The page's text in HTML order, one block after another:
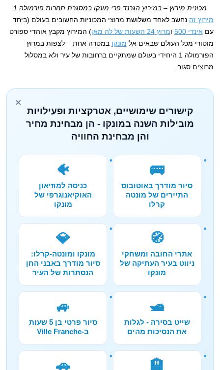
מכונית מירוץ – במירוץ הגרנד פרי מונקו במסגרת תחרות פורמולה 1
מירוץ זה נחשב לאחד משלושת מרוצי המכוניות החשובים בעולם (ביחד
עםאינדי 500 ומרוץ 24 השעות של לה מאן
) המירוץ מקבץ אוהדי ספורט
מוטורי מכל העולם שבאים אל מונקו במטרה אחת – לצפות במרוץ
הפורמולה 1 היחידי בעולם שמתקיים ברחובות של עיר ולא במסלול
מרוצים סגור.
×
קישורים שימושיים, אטרקציות ופעילויות
מובילות השנה במונקו - הן מבחינת מחיר
והן מבחינת החוויה
🚌
סיור מודרך באוטובוס
התיירים של מונטה
קרלו
🐠
כניסה למוזיאון
האוקיאנוגרפי של
מונקו
🧭
אתרי החובה ומשחקי
ניווט בעיר העתיקה של
מונקו
💎
מונקו ומונטה-קרלו:
סיור מודרך באבני החן
הנסתרות של העיר
🛥️
שייט בסירה - לגלות
את הנסיכות מהים
🚙
סיור פרטי בן 5 שעות
ב-Ville Franche
🏨
🚗